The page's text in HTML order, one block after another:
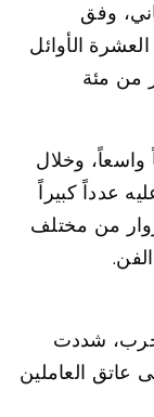
وفق
الأوائل
من مئة
واسعاً، وخلال
عدداً كبيراً
من مختلف
شددت
عاتق العاملين